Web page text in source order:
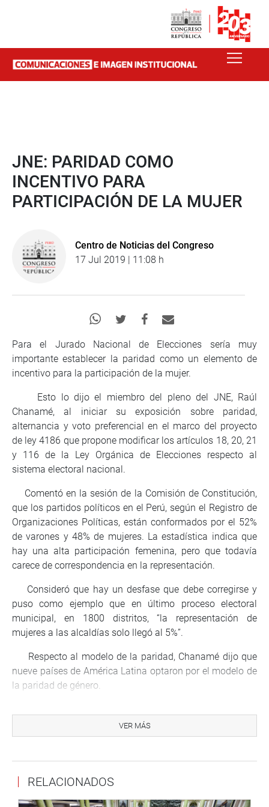
JNE: PARIDAD COMO
INCENTIVO PARA
PARTICIPACIÓN DE LA MUJER
Centro de Noticias del Congreso
17 Jul 2019 | 11:08 h
Para el Jurado Nacional de Elecciones sería muy
importante establecer la paridad como un elemento de
incentivo para la participación de la mujer.
Esto lo dijo el miembro del pleno del JNE, Raúl
Chanamé, al iniciar su exposición sobre paridad,
alternancia y voto preferencial en el marco del proyecto
de ley 4186 que propone modificar los artículos 18, 20, 21
y 116 de la Ley Orgánica de Elecciones respecto al
sistema electoral nacional.
Comentó en la sesión de la Comisión de Constitución,
que los partidos políticos en el Perú, según el Registro de
Organizaciones Políticas, están conformados por el 52%
de varones y 48% de mujeres. La estadística indica que
hay una alta participación femenina, pero que todavía
carece de correspondencia en la representación.
Consideró que hay un desfase que debe corregirse y
puso como ejemplo que en último proceso electoral
municipal, en 1800 distritos, “la representación de
mujeres a las alcaldías solo llegó al 5%”.
Respecto al modelo de la paridad, Chanamé dijo que
nueve países de América Latina optaron por el modelo de
la paridad de género.
incentivo para la participación de la mujer”, afirmó.
garantizan las elecciones primarias, no tiene sentido el
voto preferencial.
A esta sesión también han sido invitados destacados
VER MÁS
RELACIONADOS